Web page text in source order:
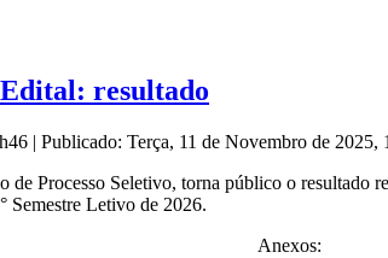
resultado
| Publicado: Terça, 11 de Novembro de 2025,
Processo Seletivo, torna público o resultado
Semestre Letivo de 2026.
Anexos: